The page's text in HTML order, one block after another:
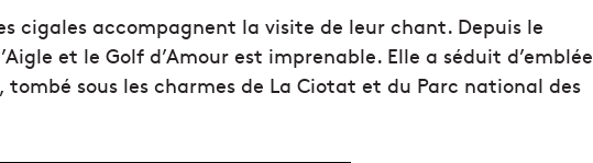
cigales accompagnent la visite de leur chant. Depuis le
et le Golf d’Amour est imprenable. Elle a séduit d’emblée
tombé sous les charmes de La Ciotat et du Parc national des